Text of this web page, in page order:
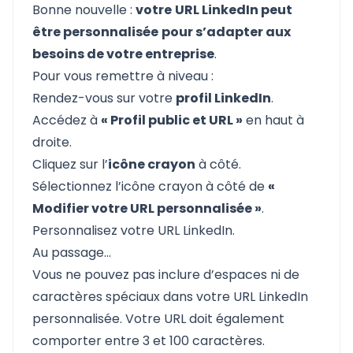
Bonne nouvelle : votre URL LinkedIn peut
être personnalisée pour s’adapter aux
besoins de votre entreprise.
Pour vous remettre à niveau :
Rendez-vous sur votre profil LinkedIn.
Accédez à « Profil public et URL » en haut à
droite.
Cliquez sur l’icône crayon à côté.
Sélectionnez l’icône crayon à côté de «
Modifier votre URL personnalisée ».
Personnalisez votre URL LinkedIn.
Au passage…
Vous ne pouvez pas inclure d’espaces ni de
caractères spéciaux dans votre URL LinkedIn
personnalisée. Votre URL doit également
comporter entre 3 et 100 caractères.